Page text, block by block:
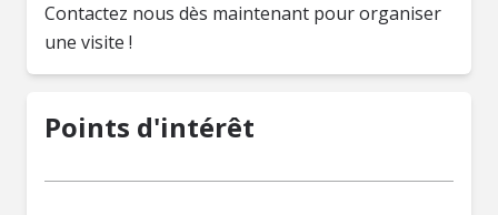
Contactez nous dès maintenant pour organiser
une visite !
Points d'intérêt